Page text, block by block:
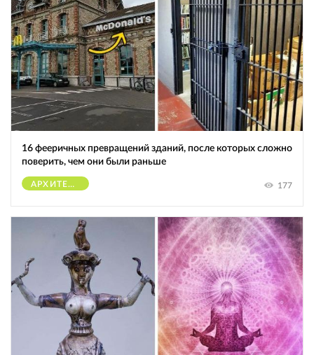
16 фееричных превращений зданий, после которых сложно
поверить, чем они были раньше
АРХИТЕКТУРА 177